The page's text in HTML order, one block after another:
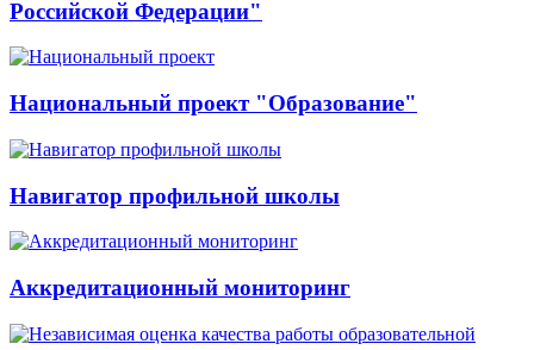
Российской Федерации"
Национальный проект "Образование"
Навигатор профильной школы
Аккредитационный мониторинг